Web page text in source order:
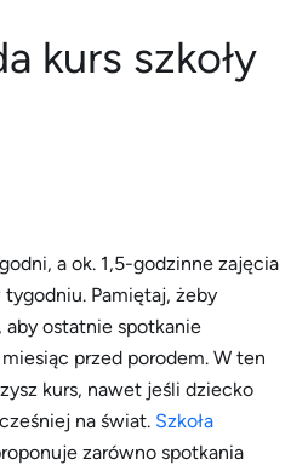
kurs szkoły
a ok. 1,5-godzinne zajęcia
Pamiętaj, żeby
aby ostatnie spotkanie
przed porodem. W ten
kurs, nawet jeśli dziecko
na świat. Szkoła
zarówno spotkania